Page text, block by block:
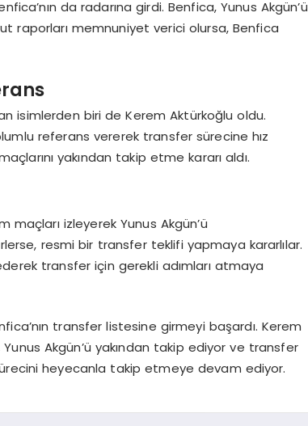
da radarına girdi. Benfica, Yunus Akgün’ü
raporları memnuniyet verici olursa, Benfica
isimlerden biri de Kerem Aktürkoğlu oldu.
referans vererek transfer sürecine hız
yakından takip etme kararı aldı.
maçları izleyerek Yunus Akgün’ü
resmi bir transfer teklifi yapmaya kararlılar.
transfer için gerekli adımları atmaya
transfer listesine girmeyi başardı. Kerem
Akgün’ü yakından takip ediyor ve transfer
heyecanla takip etmeye devam ediyor.